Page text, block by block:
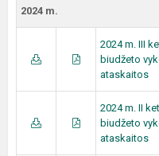
2024 m.
2024 m. III
biudžeto
ataskaitos
2024 m. II
biudžeto
ataskaitos